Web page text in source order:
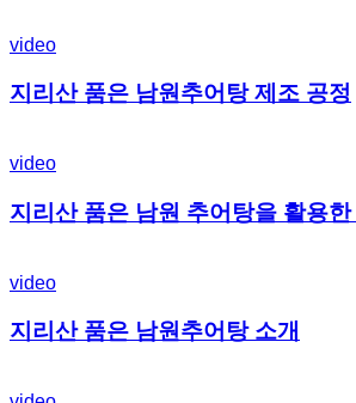
video
지리산 품은 남원추어탕 제조 공정
video
지리산 품은 남원 추어탕을 활용한
video
지리산 품은 남원추어탕 소개